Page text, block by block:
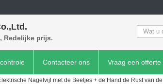
Redelijke prijs.
Contacteer ons Vraag een offerte
Nagelvijl met de Beetjes + de Hand de Rust van